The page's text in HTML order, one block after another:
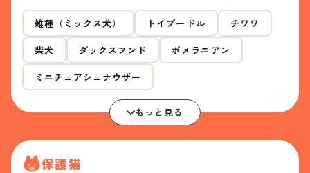
雑種（ミックス犬） トイプードル チワワ
柴犬 ダックスフンド ポメラニアン
ミニチュアシュナウザー
もっと見る
保護猫